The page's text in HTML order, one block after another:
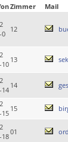
Zimmer
Mail
0
12
10
13
14
14
15
15
18
01